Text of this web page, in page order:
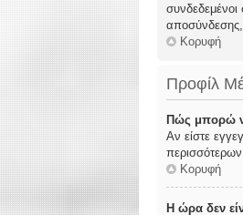
Κορυφή
Προφίλ
Πώς μπορώ
Αν είστε
Κορυφή
Η ώρα δεν